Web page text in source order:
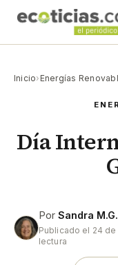
Inicio› Energías
Día
Por Sandra M.G.
Publicado el 24
lectura